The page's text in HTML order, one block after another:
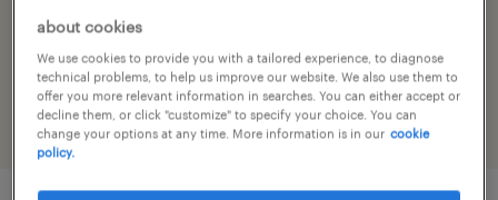
job category
customer service & call center
about cookies
We use cookies to provide you with a tailored experience, to diagnose
technical problems, to help us improve our website. We also use them to
offer you more relevant information in searches. You can either accept or
decline them, or click "customize" to specify your choice. You can
change your options at any time. More information is in our cookie
policy.